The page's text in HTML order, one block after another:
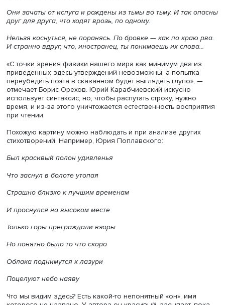
К примеру, стихи. Как оценивать эту форму
речи? Можно ли сказать, что стихи — это бред?
Ясперс отмечал, что бред — это ложное убеждение,
непроницаемое для опыта и убедительных
его содержание невозможно.
Борис Орехов предлагает посмотреть для примера на
произведений русского поэта Юрия Карабчиевского
мимо»:
Что ни башка, то образина. Несут, урча и лопоча, кто —
плеча из абразива, кто — два зажатых кирпича.
друг для друга, что ходят врозь, по одному.
Нельзя коснуться, не поранясь. По бровке — как по
И странно вдруг, что, иностранец, ты понимаешь их
«С точки зрения физики нашего мира как минимум два
переубедить поэта в сказанном будет выглядеть
отмечает Борис Орехов. Юрий Карабчиевский искусно
использует синтаксис, но, чтобы распутать строку,
время, и из-за этого уничтожается естественность
стихотворений. Например, Юрия Поплавского: